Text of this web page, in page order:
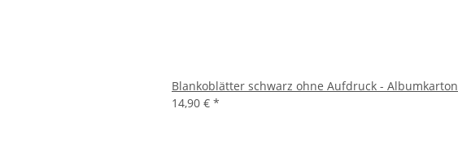
Blankoblätter schwarz ohne Aufdruck - Albumkarton
14,90 € *